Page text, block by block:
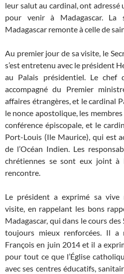
leur salut au cardinal, ont
pour venir à Madagascar. La
Madagascar remonte à celle de
Au premier jour de sa visite, le
s’est entretenu avec le président
au Palais présidentiel. Le chef
accompagné du Premier
affaires étrangères, et le cardinal
le nonce apostolique, les
conférence épiscopale, et le
Port-Louis (Ile Maurice), qui est
de l’Océan Indien. Les
chrétiennes se sont eux joint
rencontre.
Le président a exprimé sa vive
visite, en rappelant les bons
Madagascar, qui dans le cours
toujours mieux renforcées. Il a
François en juin 2014 et il a
pour tout ce que l’Église
avec ses centres éducatifs,